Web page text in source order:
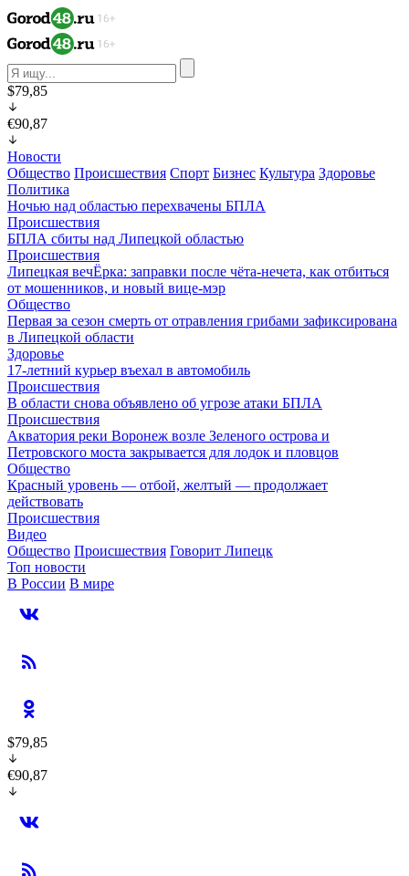
$79,85
€90,87
Новости
Общество Происшествия Спорт Бизнес Культура Здоровье
Политика
Ночью над областью перехвачены БПЛА
Происшествия
БПЛА сбиты над Липецкой областью
Происшествия
Липецкая вечЁрка: заправки после чёта-нечета, как отбиться
от мошенников, и новый вице-мэр
Общество
Первая за сезон смерть от отравления грибами зафиксирована
в Липецкой области
Здоровье
17-летний курьер въехал в автомобиль
Происшествия
В области снова объявлено об угрозе атаки БПЛА
Происшествия
Акватория реки Воронеж возле Зеленого острова и
Петровского моста закрывается для лодок и пловцов
Общество
Красный уровень — отбой, желтый — продолжает
действовать
Происшествия
Видео
Общество Происшествия Говорит Липецк
Топ новости
В России В мире
$79,85
€90,87